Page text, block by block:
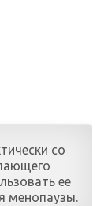
со
ее
менопаузы.